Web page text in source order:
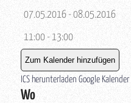
07.05.2016 - 08.05.2016
11:00 - 13:00
Zum Kalender hinzufügen
ICS herunterladen Google Kalender
Wo